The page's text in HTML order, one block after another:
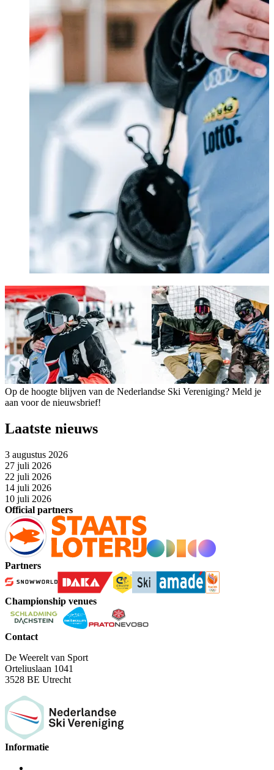
Op de hoogte blijven van de Nederlandse Ski Vereniging? Meld je
aan voor de nieuwsbrief!
Laatste nieuws
3 augustus 2026
27 juli 2026
22 juli 2026
14 juli 2026
10 juli 2026
Official partners
Partners
Championship venues
Contact
De Weerelt van Sport
Orteliuslaan 1041
3528 BE Utrecht
Informatie